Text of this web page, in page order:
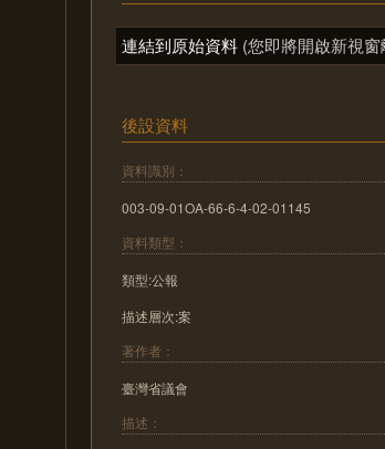
連結到原始資料 (您即將開啟新視
後設資料
資料識別：
003-09-01OA-66-6-4-02-01145
資料類型：
類型:公報
描述層次:案
著作者：
臺灣省議會
描述：